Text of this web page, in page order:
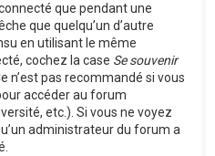
que pendant une
que quelqu’un d’autre
en utilisant le même
cochez la case Se souvenir
n’est pas recommandé si vous
accéder au forum
etc.). Si vous ne voyez
administrateur du forum a